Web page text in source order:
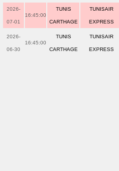
2026-
07-01
16:45:00
TUNIS
CARTHAGE
TUNISAIR
EXPRESS
2026-
06-30
16:45:00
TUNIS
CARTHAGE
TUNISAIR
EXPRESS